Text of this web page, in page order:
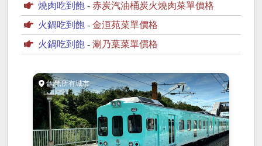
燒肉吃到飽 - 赤炭汽油桶炭火燒肉菜單價格
火鍋吃到飽 - 金洹苑菜單價格
火鍋吃到飽 - 涮乃葉菜單價格